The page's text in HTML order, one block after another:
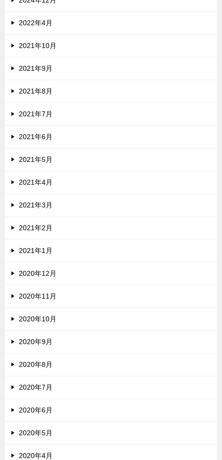
2022年4月
2021年10月
2021年9月
2021年8月
2021年7月
2021年6月
2021年5月
2021年4月
2021年3月
2021年2月
2021年1月
2020年12月
2020年11月
2020年10月
2020年9月
2020年8月
2020年7月
2020年6月
2020年5月
2020年4月